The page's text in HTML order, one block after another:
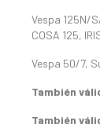
Vespa 125N/
COSA 125,
Vespa 50/7,
También
También